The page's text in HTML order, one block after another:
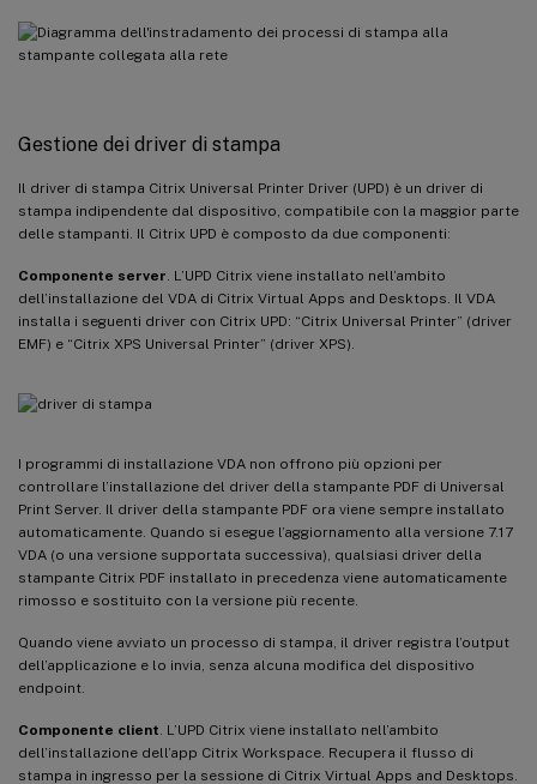
Gestione dei driver di stampa
Il driver di stampa Citrix Universal Printer Driver (UPD) è un driver di
stampa indipendente dal dispositivo, compatibile con la maggior parte
delle stampanti. Il Citrix UPD è composto da due componenti:
Componente server . L’UPD Citrix viene installato nell’ambito
dell’installazione del VDA di Citrix Virtual Apps and Desktops. Il VDA
installa i seguenti driver con Citrix UPD: “Citrix Universal Printer” (driver
EMF) e “Citrix XPS Universal Printer” (driver XPS).
I programmi di installazione VDA non offrono più opzioni per
controllare l’installazione del driver della stampante PDF di Universal
Print Server. Il driver della stampante PDF ora viene sempre installato
automaticamente. Quando si esegue l’aggiornamento alla versione 7.17
VDA (o una versione supportata successiva), qualsiasi driver della
stampante Citrix PDF installato in precedenza viene automaticamente
rimosso e sostituito con la versione più recente.
Quando viene avviato un processo di stampa, il driver registra l’output
dell’applicazione e lo invia, senza alcuna modifica del dispositivo
endpoint.
Componente client . L’UPD Citrix viene installato nell’ambito
dell’installazione dell’app Citrix Workspace. Recupera il flusso di
stampa in ingresso per la sessione di Citrix Virtual Apps and Desktops.